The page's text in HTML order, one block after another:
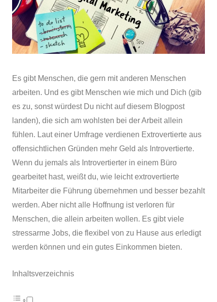
Es gibt Menschen, die gern mit anderen Menschen
arbeiten. Und es gibt Menschen wie mich und Dich (gib
es zu, sonst würdest Du nicht auf diesem Blogpost
landen), die sich am wohlsten bei der Arbeit allein
fühlen. Laut einer Umfrage verdienen Extrovertierte aus
offensichtlichen Gründen mehr Geld als Introvertierte.
Wenn du jemals als Introvertierter in einem Büro
gearbeitet hast, weißt du, wie leicht extrovertierte
Mitarbeiter die Führung übernehmen und besser bezahlt
werden. Aber nicht alle Hoffnung ist verloren für
Menschen, die allein arbeiten wollen. Es gibt viele
stressarme Jobs, die flexibel von zu Hause aus erledigt
werden können und ein gutes Einkommen bieten.
Inhaltsverzeichnis